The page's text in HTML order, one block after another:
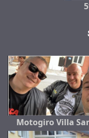
Motogiro Villa